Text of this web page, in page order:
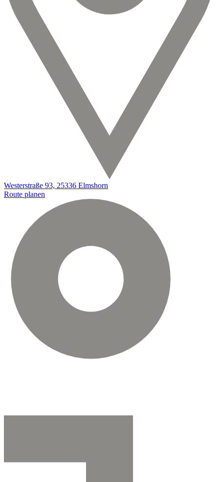
Westerstraße 93, 25336 Elmshorn
Route planen